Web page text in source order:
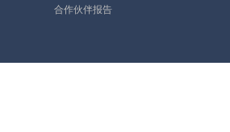
合作伙伴报告